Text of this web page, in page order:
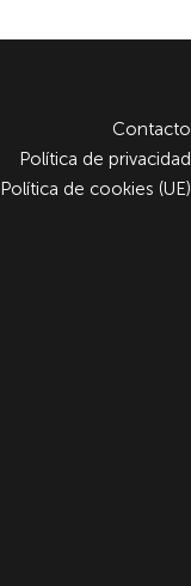
Contacto
Política de privacidad
Política de cookies (UE)